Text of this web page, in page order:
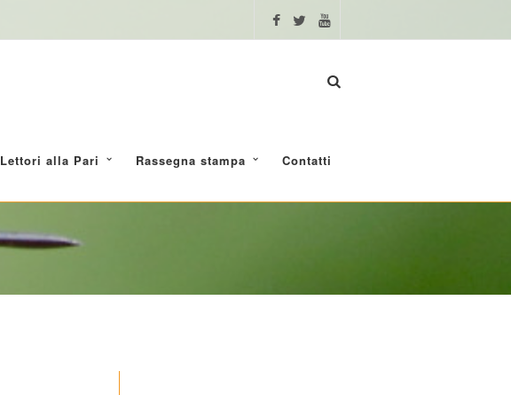
Lettori alla Pari Rassegna stampa Contatti